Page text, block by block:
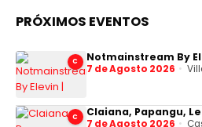
PRÓXIMOS EVENTOS
C Notmainstream By
7 de Agosto 2026
C Claiana, Papangu,
7 de Agosto 2026